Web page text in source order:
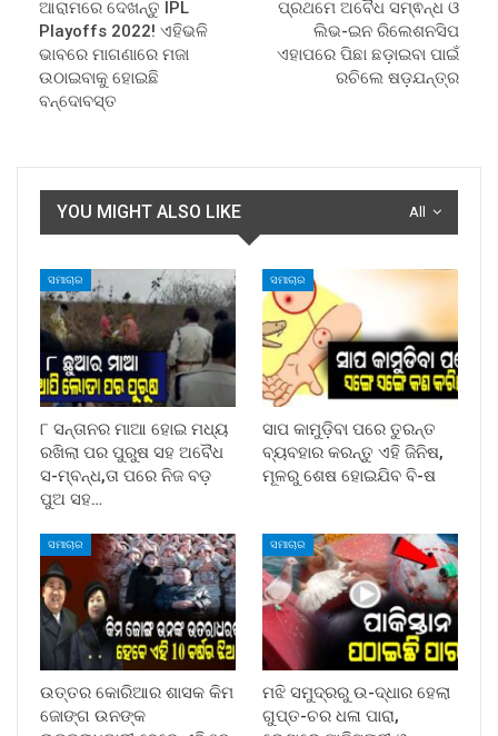
ଆରାମରେ ଦେଖନ୍ତୁ IPL
Playoffs 2022! ଏହିଭଳି
ଭାବରେ ମାଗଣାରେ ମଜା
ଉଠାଇବାକୁ ହୋଇଛି
ବନ୍ଦୋବସ୍ତ
ପ୍ରଥମେ ଅବୈଧ ସମ୍ଵନ୍ଧ ଓ
ଲିଭ-ଇନ ରିଲେଶନସିପ
ଏହାପରେ ପିଛା ଛଡ଼ାଇବା ପାଇଁ
ରଚିଲେ ଷଡ଼ଯନ୍ତ୍ର
All
YOU MIGHT ALSO LIKE
ସମାଚାର
୮ ସନ୍ତାନର ମାଆ ହୋଇ ମଧ୍ୟ
ରଖିଲା ପର ପୁରୁଷ ସହ ଅବୈଧ
ସ-ମ୍ବନ୍ଧ,ତା ପରେ ନିଜ ବଡ଼
ପୁଅ ସହ…
ସମାଚାର
ସାପ କାମୁଡ଼ିବା ପରେ ତୁରନ୍ତ
ବ୍ୟବହାର କରନ୍ତୁ ଏହି ଜିନିଷ,
ମୂଳରୁ ଶେଷ ହୋଇଯିବ ବି-ଷ
ସମାଚାର
ଉତ୍ତର କୋରିଆର ଶାସକ କିମ
ଜୋଙ୍ଗ ଉନଙ୍କ
ସମାଚାର
ମଝି ସମୁଦ୍ରରୁ ଉ-ଦ୍ଧାର ହେଲା
ଗୁପ୍ତ-ଚର ଧଳା ପାରା,